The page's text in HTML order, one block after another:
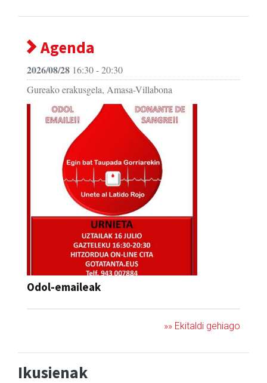
Agenda
2026/08/28 16:30 - 20:30
Gureako erakusgela, Amasa-Villabona
Odol-emaileak
»» Ekitaldi gehiago
Ikusienak